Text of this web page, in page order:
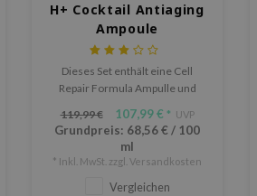
H+ Cocktail Antiaging
Ampoule
Dieses Set enthält eine Cell
Repair Formula Ampulle und
Complex Formula.
119,99 € 107,99 € * UVP
Grundpreis: 68,56 €/ 100
ml
* Inkl. MwSt. zzgl. Versandkosten
Vergleichen